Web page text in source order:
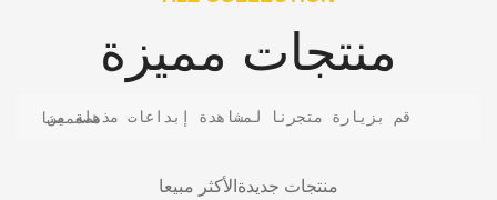
منتجات مميزة
قم بزيارة متجرنا لمشاهدة إبداعات مذهلة من مصممينا
منتجات جديدة الأكثر مبيعا